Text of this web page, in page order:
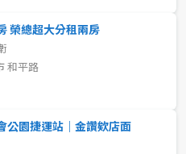
3房
榮總超大分租兩房
和平路
公園捷運站｜金讚欸店面